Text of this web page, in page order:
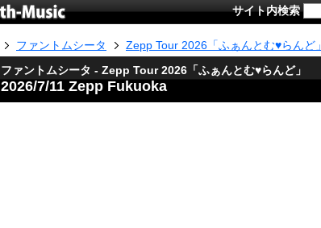
サイト内検索
ファントムシータ Zepp Tour 2026「ふぁんとむ♥らんど」
ファントムシータ - Zepp Tour 2026「ふぁんとむ♥らんど」
2026/7/11 Zepp Fukuoka